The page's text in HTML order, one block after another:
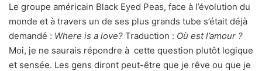
Le groupe américain Black Eyed Peas, face à l’évolution du
monde et à travers un de ses plus grands tube s’était déjà
demandé : Where is a love? Traduction : Où est l’amour ?
Moi, je ne saurais répondre à cette question plutôt logique
et sensée. Les gens diront peut-être que je rêve ou que je